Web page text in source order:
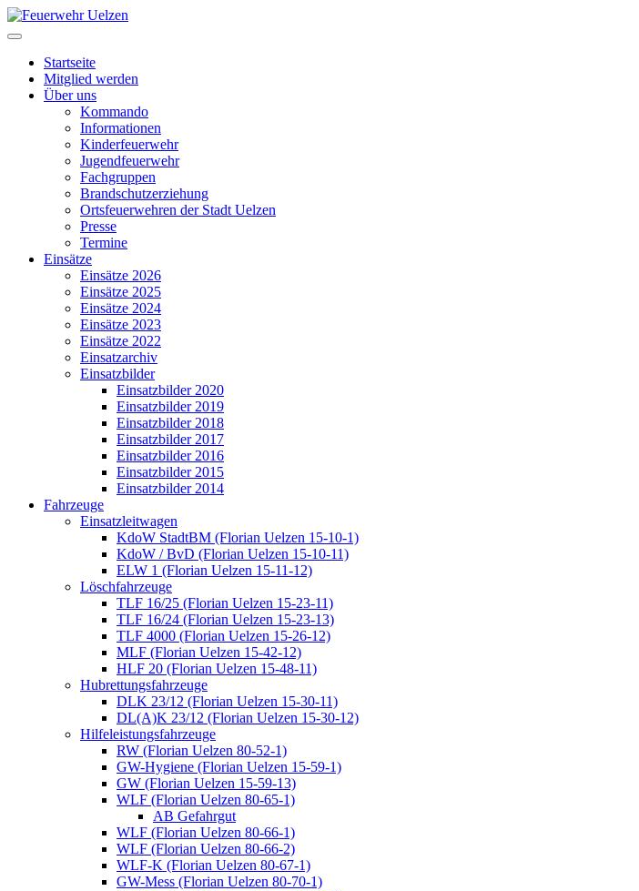
Startseite
Mitglied werden
Über uns
Kommando
Informationen
Kinderfeuerwehr
Jugendfeuerwehr
Fachgruppen
Brandschutzerziehung
Ortsfeuerwehren der Stadt Uelzen
Presse
Termine
Einsätze
Einsätze 2026
Einsätze 2025
Einsätze 2024
Einsätze 2023
Einsätze 2022
Einsatzarchiv
Einsatzbilder
Einsatzbilder 2020
Einsatzbilder 2019
Einsatzbilder 2018
Einsatzbilder 2017
Einsatzbilder 2016
Einsatzbilder 2015
Einsatzbilder 2014
Fahrzeuge
Einsatzleitwagen
KdoW StadtBM (Florian Uelzen 15-10-1)
KdoW / BvD (Florian Uelzen 15-10-11)
ELW 1 (Florian Uelzen 15-11-12)
Löschfahrzeuge
TLF 16/25 (Florian Uelzen 15-23-11)
TLF 16/24 (Florian Uelzen 15-23-13)
TLF 4000 (Florian Uelzen 15-26-12)
MLF (Florian Uelzen 15-42-12)
HLF 20 (Florian Uelzen 15-48-11)
Hubrettungsfahrzeuge
DLK 23/12 (Florian Uelzen 15-30-11)
DL(A)K 23/12 (Florian Uelzen 15-30-12)
Hilfeleistungsfahrzeuge
RW (Florian Uelzen 80-52-1)
GW-Hygiene (Florian Uelzen 15-59-1)
GW (Florian Uelzen 15-59-13)
WLF (Florian Uelzen 80-65-1)
AB Gefahrgut
WLF (Florian Uelzen 80-66-1)
WLF (Florian Uelzen 80-66-2)
WLF-K (Florian Uelzen 80-67-1)
GW-Mess (Florian Uelzen 80-70-1)